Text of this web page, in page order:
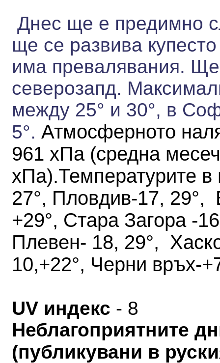
Днес ще е предимно
ще се развива
има превалявания.
северозапд.
между 25° и 30°, в
5°. Атмосферното
961 хПа (средна
хПа).Температурите в
27°, Пловдив-17, 29°,
+29°, Стара Загора -
Плевен- 18, 29°,
10,+22°, Черни връх-
UV индекс - 8
Неблагоприятните
(публикувани в